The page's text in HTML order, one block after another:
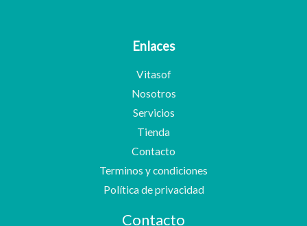
Enlaces
Vitasof
Nosotros
Servicios
Tienda
Contacto
Terminos y condiciones
Política de privacidad
Contacto